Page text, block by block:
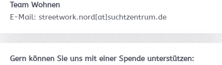
Team Wohnen
E-Mail: streetwork.nord[at]suchtzentrum.de
Gern können Sie uns mit einer Spende unterstützen: